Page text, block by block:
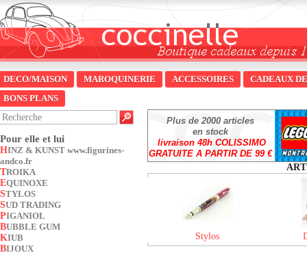
DECO/MAISON MAROQUINERIE ACCESSOIRES
CADEAUX
BONS PLANS
Pour elle et lui
HINZ & KUNST www.figurines-
andco.fr
TROIKA
EQUINOXE
STYLOS
SUD TRADING
PIGANIOL
BUBBLE GUM
KIUB
BIJOUX
Plus de 2000 articles
en stock
livraison 48h COLISSIMO
GRATUITE A PARTIR DE 99 €
Stylos